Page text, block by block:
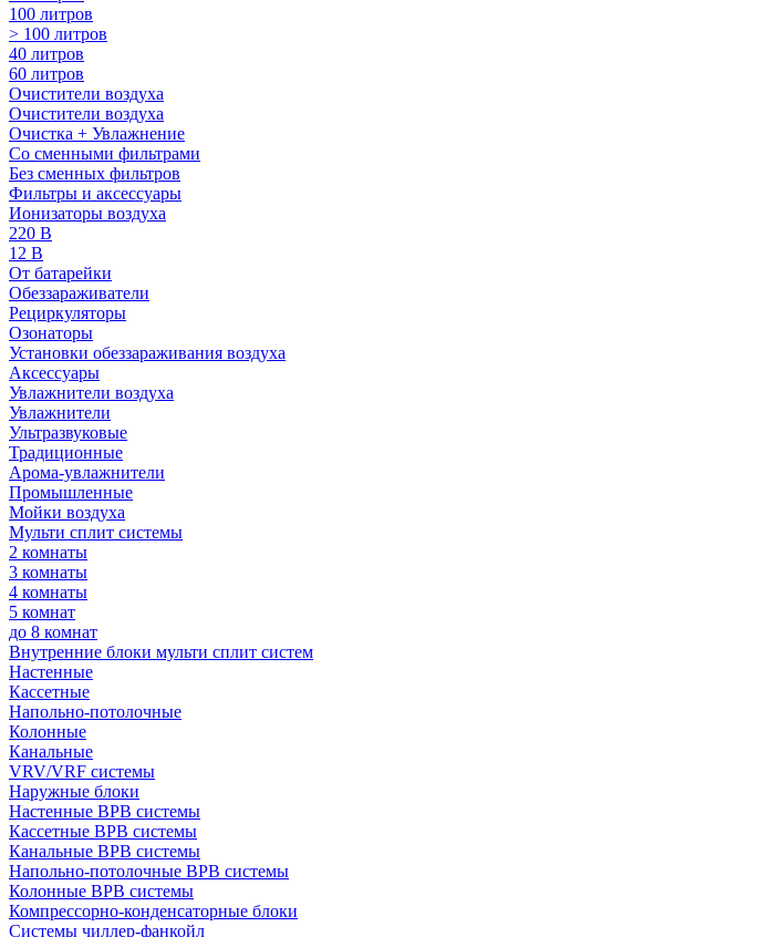
100 литров
> 100 литров
40 литров
60 литров
Очистители воздуха
Очистители воздуха
Очистка + Увлажнение
Cо сменными фильтрами
Без сменных фильтров
Фильтры и аксессуары
Ионизаторы воздуха
220 В
12 В
От батарейки
Обеззараживатели
Рециркуляторы
Озонаторы
Установки обеззараживания воздуха
Аксессуары
Увлажнители воздуха
Увлажнители
Ультразвуковые
Традиционные
Арома-увлажнители
Промышленные
Мойки воздуха
Мульти сплит системы
2 комнаты
3 комнаты
4 комнаты
5 комнат
до 8 комнат
Внутренние блоки мульти сплит систем
Настенные
Кассетные
Напольно-потолочные
Колонные
Канальные
VRV/VRF системы
Наружные блоки
Настенные ВРВ системы
Кассетные ВРВ системы
Канальные ВРВ системы
Напольно-потолочные ВРВ системы
Колонные ВРВ системы
Компрессорно-конденсаторные блоки
Системы чиллер-фанкойл